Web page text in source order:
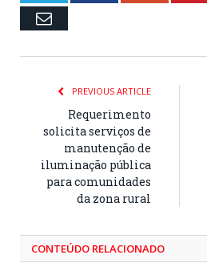
Email
PREVIOUS ARTICLE
Requerimento
solicita serviços de
manutenção de
iluminação pública
para comunidades
da zona rural
CONTEÚDO RELACIONADO